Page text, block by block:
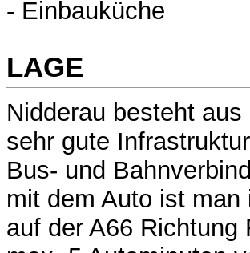
- Einbauküche
LAGE
Nidderau besteht
sehr gute
Bus- und
mit dem Auto ist
auf der A66